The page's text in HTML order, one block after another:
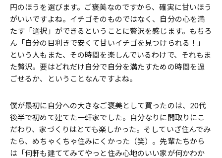
円のほうを選びます。ご褒美なのですから、確実に甘いほう
がいいですよね。イチゴそのものではなく、自分の心を満
たす「選択」ができるということに贅沢を感じます。もちろ
ん「自分の目利きで安くて甘いイチゴを見つけられる！」
という人もまた、その時間を楽しんでいるわけで、それもま
た贅沢。要はどれだけ自分で自分を満たすための時間を過
ごせるか、ということなんですよね。
僕が最初に自分への大きなご褒美として買ったのは、20代
後半で初めて建てた一軒家でした。自分なりに間取りにこ
だわり、家づくりはとても楽しかった。そしていざ住んでみ
たら、めちゃくちゃ住みにくかった（笑）。先輩たちから
は「何軒も建ててみてやっと住み心地のいい家が何かわか